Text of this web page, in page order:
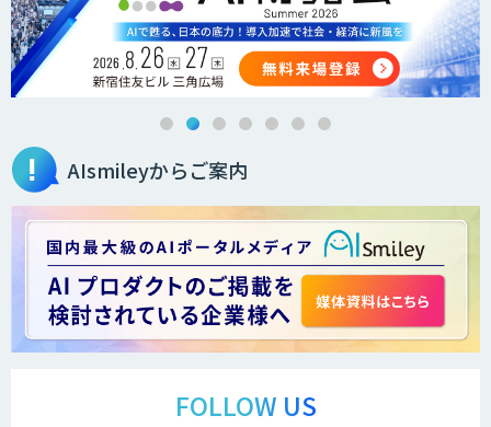
法人向けAIエージェント「OfficeAI社
員」
2層ナレッジ×AIで顧客コミュニケーシ
＜Dify活用＞AIエージェントDRIVE
する「TIMEWELL BASE」
AIsmileyからご案内
FOLLOW US